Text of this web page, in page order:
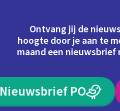
Ontvang jij de
hoogte door je aan te
maand een nieuwsbrief
Nieuwsbrief PO